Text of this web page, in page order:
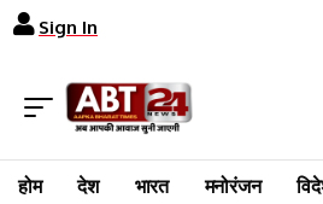
Sign In
होम देश भारत मनोरंजन